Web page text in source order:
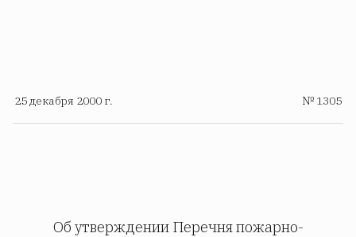
25 декабря 2000 г. № 1305
Об утверждении Перечня пожарно-